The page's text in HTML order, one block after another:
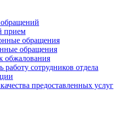
прием
обращения
обращения
обжалования
работу сотрудников отдела
предоставленных услуг